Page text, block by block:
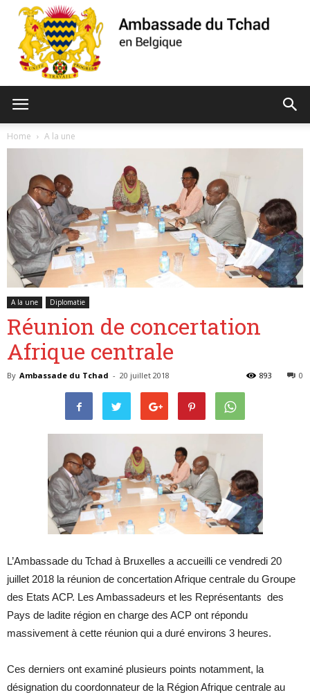
Tchad
Home A la une
A la une Diplomatie
Réunion de concertation
Afrique centrale
By Ambassade du Tchad - 20 juillet 2018 0
893
L’Ambassade du Tchad à Bruxelles a accueilli ce vendredi 20
juillet 2018 la réunion de concertation Afrique centrale du Groupe
des Etats ACP. Les Ambassadeurs et les Représentants des
Pays de ladite région en charge des ACP ont répondu
massivement à cette réunion qui a duré environs 3 heures.
Ces derniers ont examiné plusieurs points notamment, la
désignation du coordonnateur de la Région Afrique centrale au